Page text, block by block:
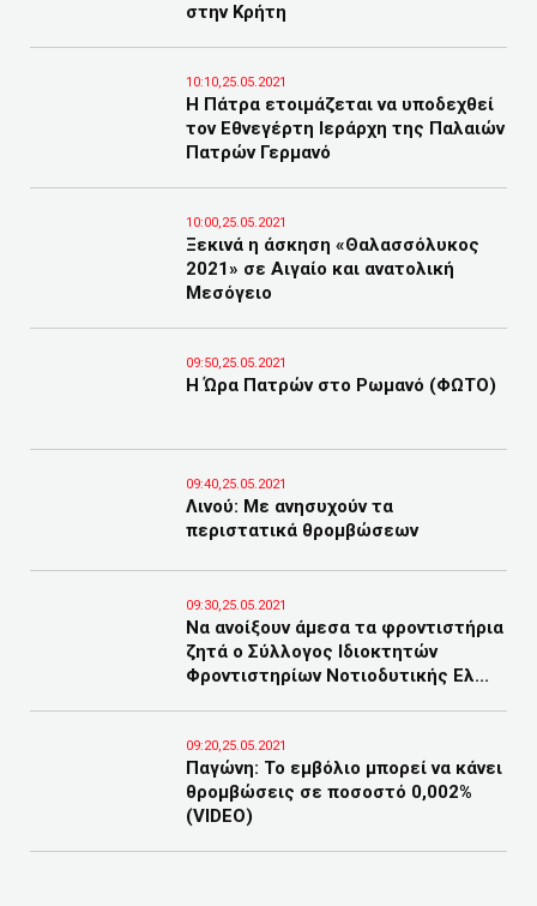
στην Κρήτη
10:10,25.05.2021
Η Πάτρα ετοιμάζεται να υποδεχθεί
τον Εθνεγέρτη Ιεράρχη της Παλαιών
Πατρών Γερμανό
10:00,25.05.2021
Ξεκινά η άσκηση «Θαλασσόλυκος
2021» σε Αιγαίο και ανατολική
Μεσόγειο
09:50,25.05.2021
Η Ώρα Πατρών στο Ρωμανό (ΦΩΤΟ)
09:40,25.05.2021
Λινού: Με ανησυχούν τα
περιστατικά θρομβώσεων
09:30,25.05.2021
Να ανοίξουν άμεσα τα φροντιστήρια
ζητά ο Σύλλογος Ιδιοκτητών
Φροντιστηρίων Νοτιοδυτικής Ελ...
09:20,25.05.2021
Παγώνη: Το εμβόλιο μπορεί να κάνει
θρομβώσεις σε ποσοστό 0,002%
(VIDEO)